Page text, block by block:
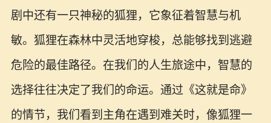
剧中还有一只神秘的狐狸，它象征着智慧与机
敏。狐狸在森林中灵活地穿梭，总能够找到逃避
危险的最佳路径。在我们的人生旅途中，智慧的
选择往往决定了我们的命运。通过《这就是命》
的情节，我们看到主角在遇到难关时，像狐狸一